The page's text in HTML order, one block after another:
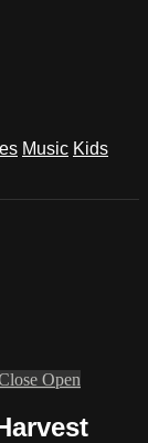
Music Kids
Open